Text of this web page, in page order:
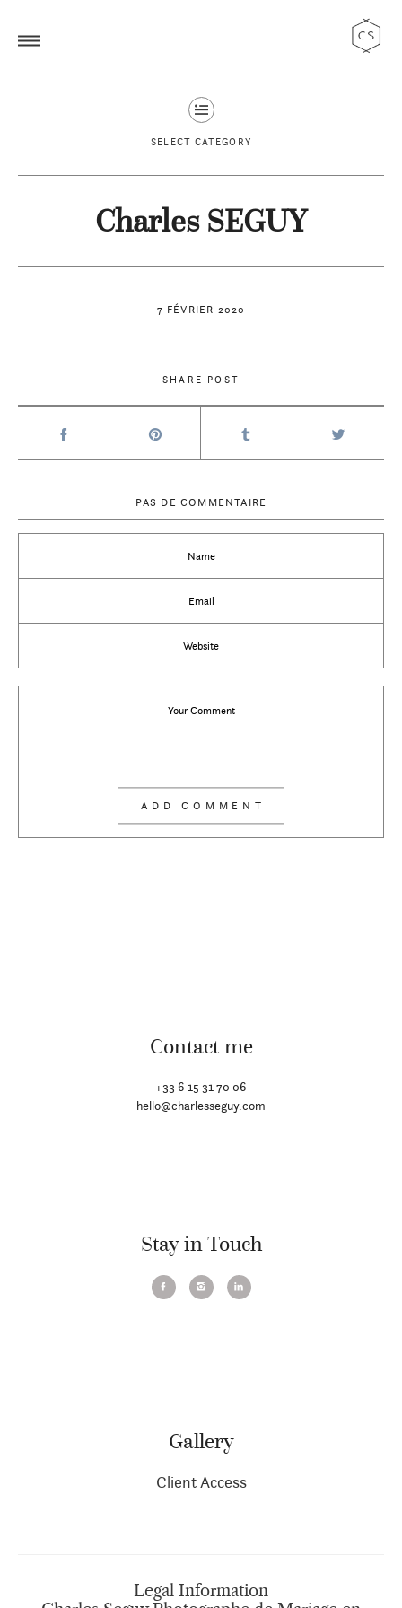
SELECT CATEGORY
7 FÉVRIER 2020
Charles SEGUY
SHARE POST
PAS DE COMMENTAIRE
Contact me
+33 6 15 31 70 06
hello@charlesseguy.com
Stay in Touch
Gallery
Client Access
Legal Information